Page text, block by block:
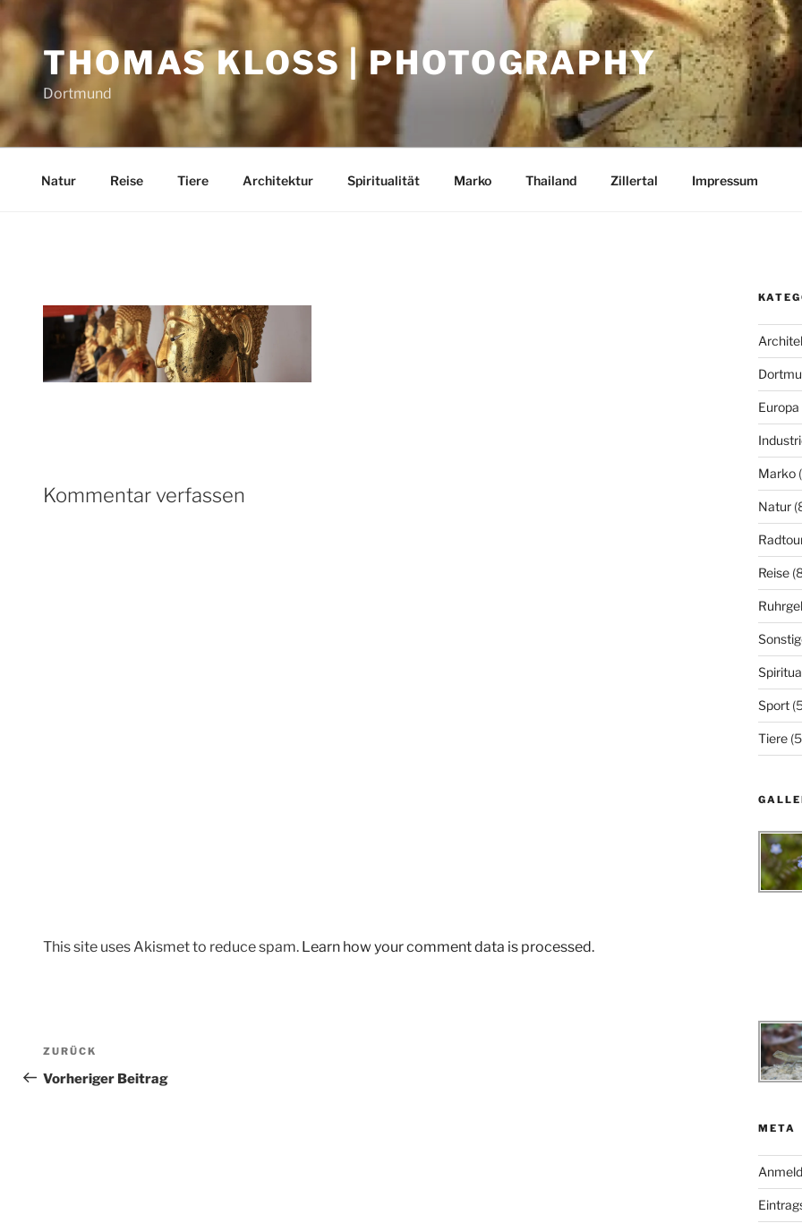
Zum
Inhalt
springenTHOMAS KLOSS | PHOTOGRAPHY
Dortmund
Natur Reise Tiere Architektur Spiritualität Marko Thailand Zillertal Impressum
Kommentar verfassen
This site uses Akismet to reduce spam. Learn how your comment data is processed.
Beitragsnavigation
Vorheriger
Beitrag
ZURÜCK
Vorheriger Beitrag
Europa
Marko
Natur
Reise
Sport
Tiere
META